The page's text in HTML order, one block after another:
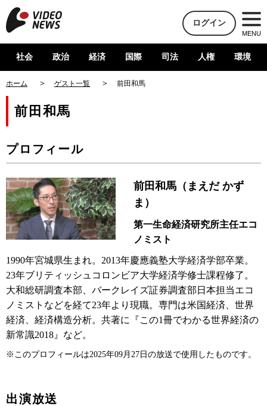
ログイン
MENU
社会 政治 経済 国際 司法 人権 環境
ホーム ゲスト一覧 前田和馬
前田和馬
プロフィール
前田和馬（まえだ かず
ま）
第一生命経済研究所主任エコ
ノミスト
1990年宮城県生まれ。2013年慶應義塾大学経済学部卒業。
23年ブリティッシュコロンビア大学経済学修士課程修了。
大和総研調査本部、バークレイズ証券調査部日本担当エコ
ノミストなどを経て23年より現職。専門は米国経済、世界
経済、経済構造分析。共著に『この1冊でわかる世界経済の
新常識2018』など。
※このプロフィールは2025年09月27日の放送で使用したものです。
出演放送